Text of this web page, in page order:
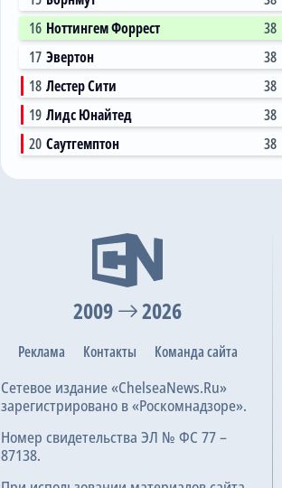
16 Ноттингем Форрест 38
17 Эвертон 38
18 Лестер Сити 38
19 Лидс Юнайтед 38
20 Саутгемптон 38
2009 2026
Реклама Контакты
Команда сайта
Сетевое издание «ChelseaNews.Ru»
зарегистрировано в «Роскомнадзоре».
Номер свидетельства ЭЛ № ФС 77 –
87138.